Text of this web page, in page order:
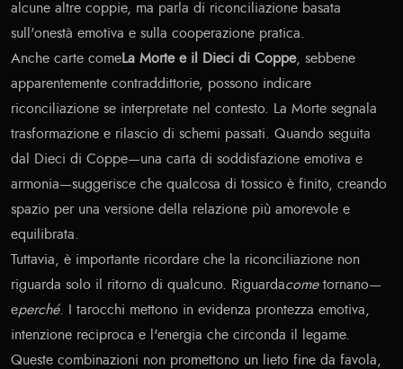
alcune altre coppie, ma parla di riconciliazione basata
sull'onestà emotiva e sulla cooperazione pratica.
Anche carte comeLa Morte e il Dieci di Coppe, sebbene
apparentemente contraddittorie, possono indicare
riconciliazione se interpretate nel contesto. La Morte segnala
trasformazione e rilascio di schemi passati. Quando seguita
dal Dieci di Coppe—una carta di soddisfazione emotiva e
armonia—suggerisce che qualcosa di tossico è finito, creando
spazio per una versione della relazione più amorevole e
equilibrata.
Tuttavia, è importante ricordare che la riconciliazione non
riguarda solo il ritorno di qualcuno. Riguardacometornano—
eperché. I tarocchi mettono in evidenza prontezza emotiva,
intenzione reciproca e l'energia che circonda il legame.
Queste combinazioni non promettono un lieto fine da favola,